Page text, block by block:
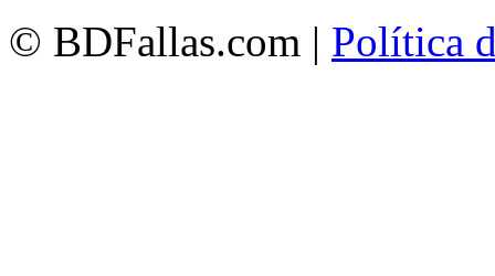
© BDFallas.com | Política